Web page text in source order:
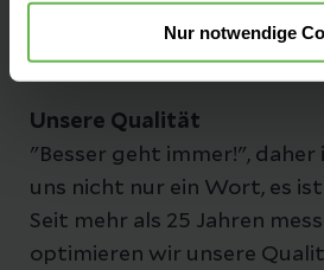
Nur notwendige
Unsere Qualität
"Besser geht immer!",
uns nicht nur ein Wort, es
Seit mehr als 25 Jahren
optimieren wir unsere